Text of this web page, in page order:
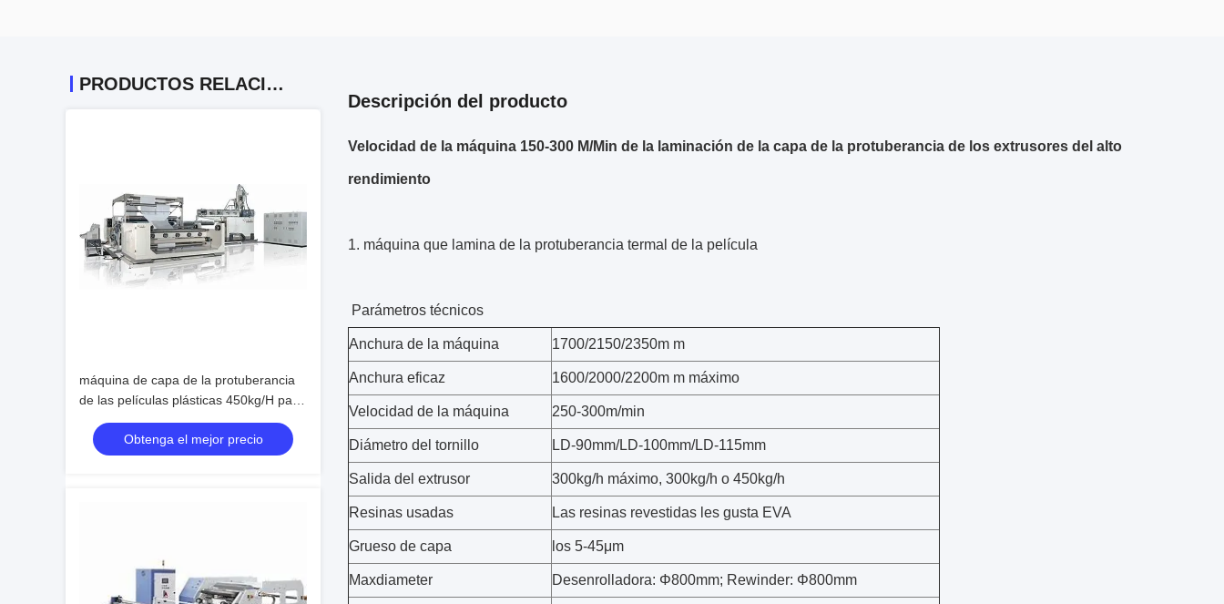
PRODUCTOS RELACIONADOS
máquina de capa de la protuberancia
de las películas plásticas 450kg/H para
los polímeros corrosivos
Obtenga el mejor precio
Descripción del producto
Velocidad de la máquina 150-300 M/Min de la laminación de la capa de la protuberancia de los extrusores del alto
rendimiento
1. máquina que lamina de la protuberancia termal de la película
Parámetros técnicos
Anchura de la máquina 1700/2150/2350m m
Anchura eficaz 1600/2000/2200m m máximo
Velocidad de la máquina 250-300m/min
Diámetro del tornillo LD-90mm/LD-100mm/LD-115mm
Salida del extrusor 300kg/h máximo, 300kg/h o 450kg/h
Resinas usadas Las resinas revestidas les gusta EVA
Grueso de capa los 5-45μm
Maxdiameter Desenrolladora: Φ800mm; Rewinder: Φ800mm